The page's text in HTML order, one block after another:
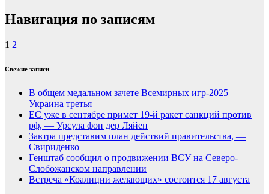
Навигация по записям
1 2
Свежие записи
В общем медальном зачете Всемирных игр-2025
Украина третья
ЕС уже в сентябре примет 19-й ракет санкций против
рф, — Урсула фон дер Ляйен
Завтра представим план действий правительства, —
Свириденко
Генштаб сообщил о продвижении ВСУ на Северо-
Слобожанском направлении
Встреча «Коалиции желающих» состоится 17 августа